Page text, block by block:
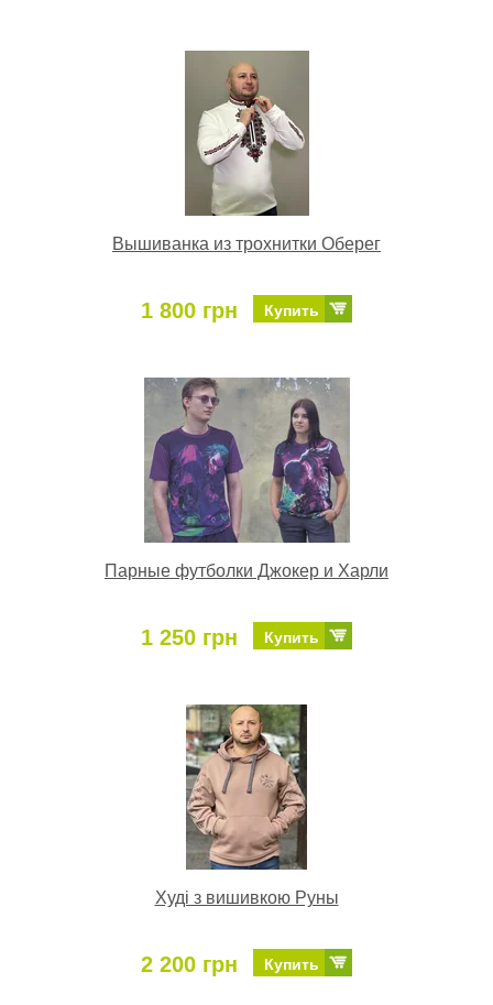
Вышиванка из трохнитки Оберег
1 800 грн Купить
Парные футболки Джокер и Харли
1 250 грн Купить
Худі з вишивкою Руны
2 200 грн Купить